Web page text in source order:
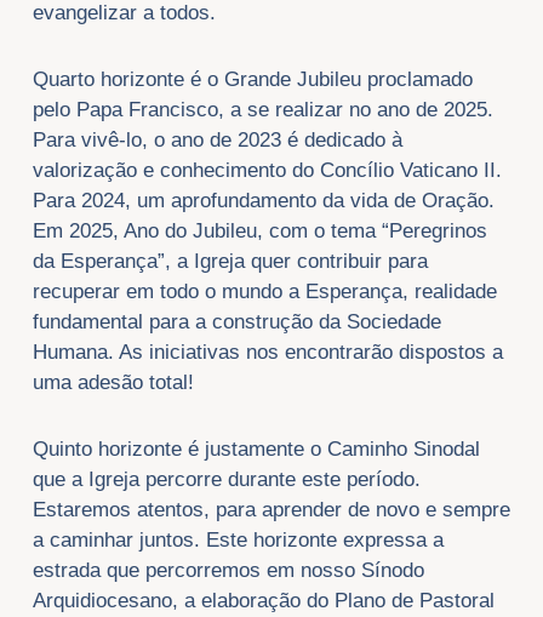
evangelizar a todos.
Quarto horizonte é o Grande Jubileu proclamado
pelo Papa Francisco, a se realizar no ano de 2025.
Para vivê-lo, o ano de 2023 é dedicado à
valorização e conhecimento do Concílio Vaticano II.
Para 2024, um aprofundamento da vida de Oração.
Em 2025, Ano do Jubileu, com o tema “Peregrinos
da Esperança”, a Igreja quer contribuir para
recuperar em todo o mundo a Esperança, realidade
fundamental para a construção da Sociedade
Humana. As iniciativas nos encontrarão dispostos a
uma adesão total!
Quinto horizonte é justamente o Caminho Sinodal
que a Igreja percorre durante este período.
Estaremos atentos, para aprender de novo e sempre
a caminhar juntos. Este horizonte expressa a
estrada que percorremos em nosso Sínodo
Arquidiocesano, a elaboração do Plano de Pastoral